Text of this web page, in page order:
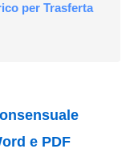
per Trasferta
e PDF